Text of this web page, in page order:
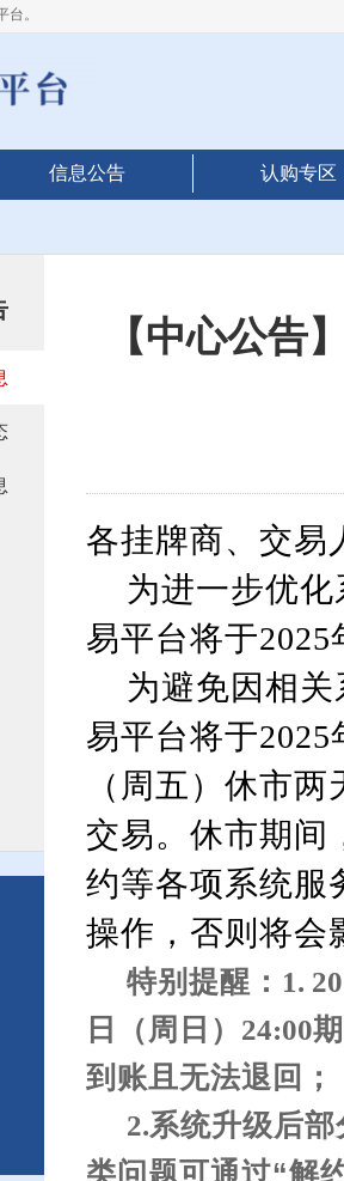
。
信息公告 认购专区
【中心公告
各挂牌商、交易
为进一步优
易平台将于2025
为避免因相
易平台将于2025
（周五）休市两
交易。休市期间
约等各项系统服
操作，否则将会
特别提醒： 1.
日（周日） 24:00
到账且无法退回；
2.系统升级后
类问题可通过“解